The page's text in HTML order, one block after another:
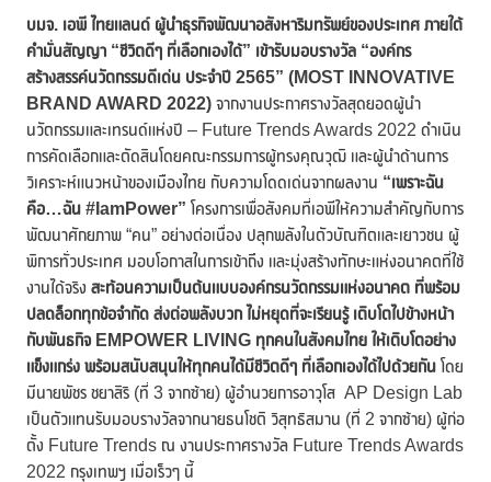
บมจ. เอพี ไทยแลนด์ ผู้นำธุรกิจพัฒนาอสังหาริมทรัพย์ของประเทศ ภายใต้
คำมั่นสัญญา “ชีวิตดีๆ ที่เลือกเองได้” เข้ารับมอบรางวัล “องค์กร
สร้างสรรค์นวัตกรรมดีเด่น ประจำปี 2565” (MOST INNOVATIVE
BRAND AWARD 2022) จากงานประกาศรางวัลสุดยอดผู้นำ
นวัตกรรมและเทรนด์แห่งปี – Future Trends Awards 2022 ดำเนิน
การคัดเลือกและตัดสินโดยคณะกรรมการผู้ทรงคุณวุฒิ และผู้นำด้านการ
วิเคราะห์แนวหน้าของเมืองไทย กับความโดดเด่นจากผลงาน “เพราะฉัน
คือ…ฉัน #IamPower” โครงการเพื่อสังคมที่เอพีให้ความสำคัญกับการ
พัฒนาศักยภาพ “คน” อย่างต่อเนื่อง ปลุกพลังในตัวบัณฑิตและเยาวชน ผู้
พิการทั่วประเทศ มอบโอกาสในการเข้าถึง และมุ่งสร้างทักษะแห่งอนาคตที่ใช้
งานได้จริง สะท้อนความเป็นต้นแบบองค์กรนวัตกรรมแห่งอนาคต ที่พร้อม
ปลดล็อกทุกข้อจำกัด ส่งต่อพลังบวก ไม่หยุดที่จะเรียนรู้ เติบโตไปข้างหน้า
กับพันธกิจ EMPOWER LIVING ทุกคนในสังคมไทย ให้เติบโตอย่าง
แข็งแกร่ง พร้อมสนับสนุนให้ทุกคนได้มีชีวิตดีๆ ที่เลือกเองได้ไปด้วยกัน โดย
มีนายพัชร ชยาสิริ (ที่ 3 จากซ้าย) ผู้อำนวยการอาวุโส AP Design Lab
เป็นตัวแทนรับมอบรางวัลจากนายธนโชติ วิสุทธิสมาน (ที่ 2 จากซ้าย) ผู้ก่อ
ตั้ง Future Trends ณ งานประกาศรางวัล Future Trends Awards
2022 กรุงเทพฯ เมื่อเร็วๆ นี้